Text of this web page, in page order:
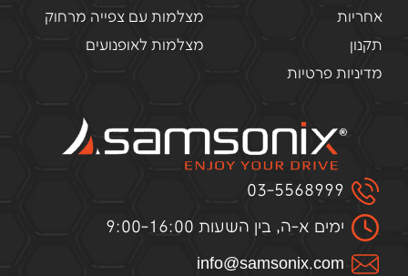
אחריות
תקנון
מדיניות פרטיות
מצלמות עם צפייה מרחוק
מצלמות לאופנועים
03-5568999
ימים א-ה, בין השעות 9:00-16:00
infо@samsоnix.cоm